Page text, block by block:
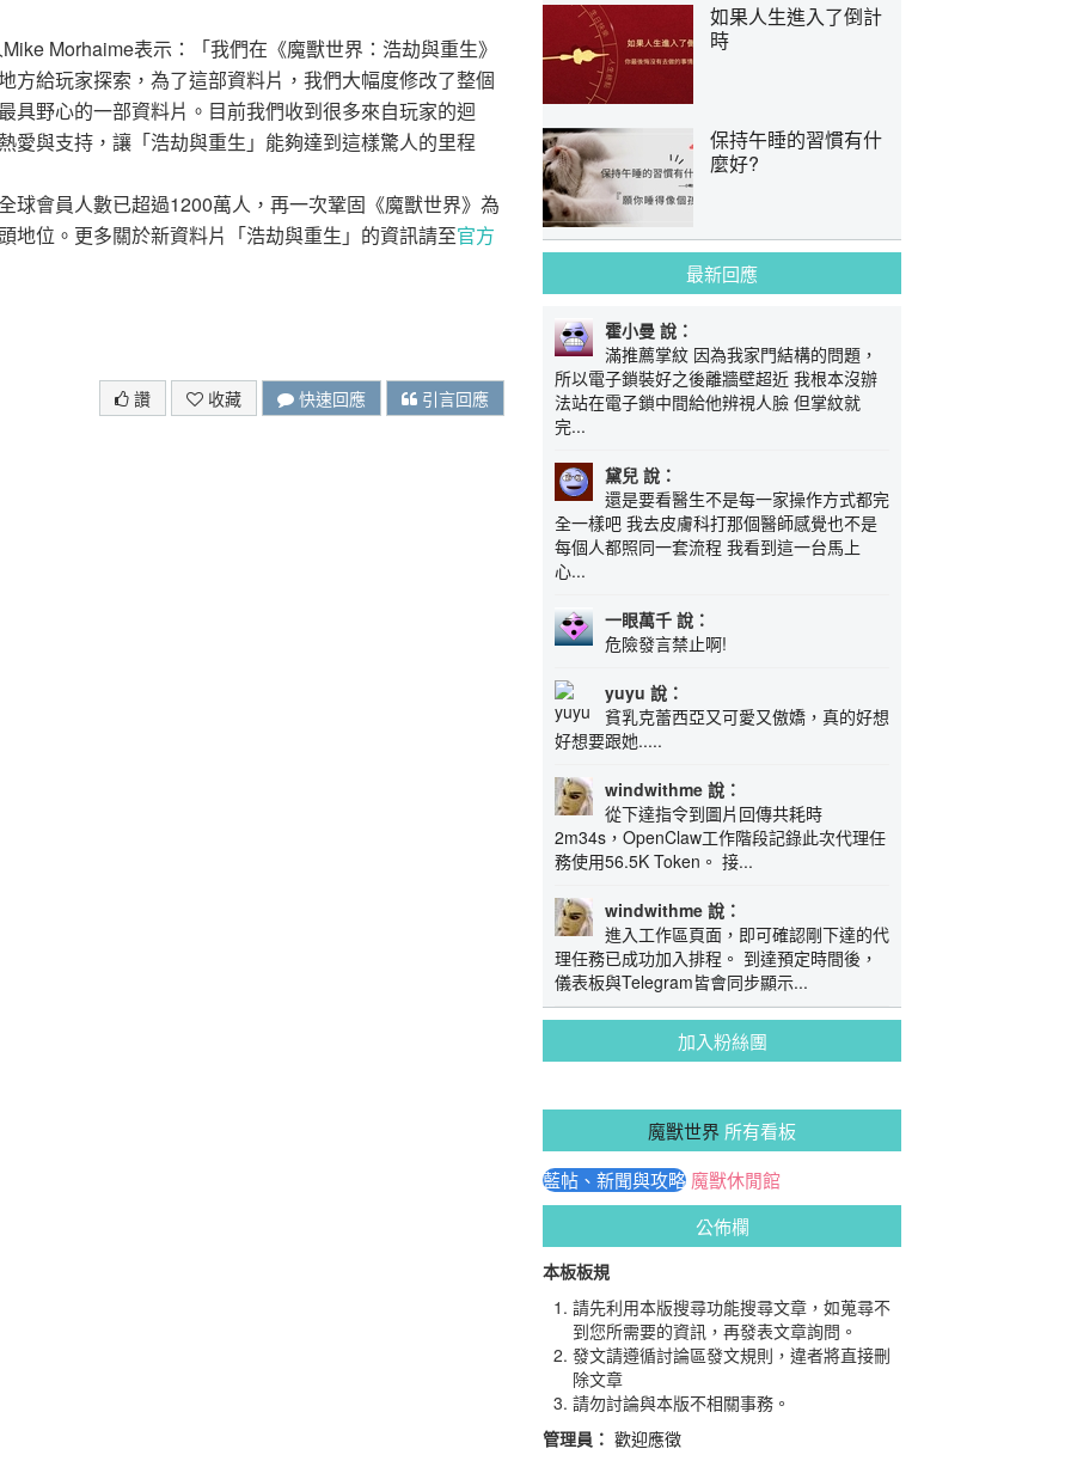
Morhaime表示：「我們在《魔獸世界：浩劫與重生》
方給玩家探索，為了這部資料片，我們大幅度修改了整個
具野心的一部資料片。目前我們收到很多來自玩家的迴
愛與支持，讓「浩劫與重生」能夠達到這樣驚人的里程
球會員人數已超過1200萬人，再一次鞏固《魔獸世界》為
地位。更多關於新資料片「浩劫與重生」的資訊請至官方
讚 收藏 快速回應 引言回應
如果人生進入了倒計
時
保持午睡的習慣有什
麼好?
最新回應
霍小曼 說：
滿推薦掌紋 因為我家門結構的問題，
所以電子鎖裝好之後離牆壁超近 我根本沒辦
法站在電子鎖中間給他辨視人臉 但掌紋就
完...
黛兒 說：
還是要看醫生不是每一家操作方式都完
全一樣吧 我去皮膚科打那個醫師感覺也不是
每個人都照同一套流程 我看到這一台馬上
心...
一眼萬千 說：
危險發言禁止啊!
yuyu 說：
貧乳克蕾西亞又可愛又傲嬌，真的好想
好想要跟她.....
windwithme 說：
從下達指令到圖片回傳共耗時
2m34s，OpenClaw工作階段記錄此次代理任
務使用56.5K Token。 接...
windwithme 說：
進入工作區頁面，即可確認剛下達的代
理任務已成功加入排程。 到達預定時間後，
儀表板與Telegram皆會同步顯示...
加入粉絲團
魔獸世界 所有看板
藍帖、新聞與攻略 魔獸休閒館
公佈欄
本板板規
請先利用本版搜尋功能搜尋文章，如蒐尋不
到您所需要的資訊，再發表文章詢問。
發文請遵循討論區發文規則，違者將直接刪
除文章
請勿討論與本版不相關事務。
管理員： 歡迎應徵